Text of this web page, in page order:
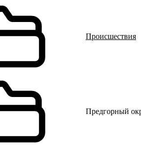
Происшествия
Предгорный